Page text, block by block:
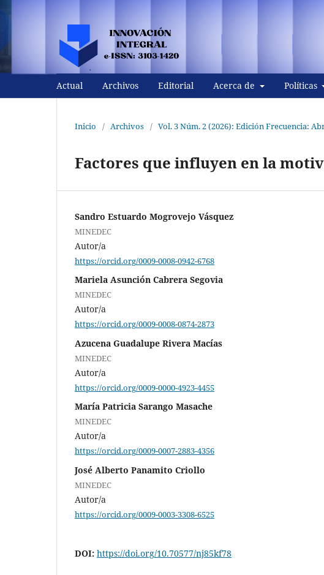
Actual Archivos Editorial Acerca de Políticas
Inicio / Archivos / Vol. 3 Núm. 2 (2026): Edición Frecuencia:
Factores que influyen en la
Sandro Estuardo Mogrovejo Vásquez
MINEDEC
Autor/a
https://orcid.org/0009-0008-0942-6768
Mariela Asunción Cabrera Segovia
MINEDEC
Autor/a
https://orcid.org/0009-0008-0874-2873
Azucena Guadalupe Rivera Macías
MINEDEC
Autor/a
https://orcid.org/0009-0000-4923-4455
María Patricia Sarango Masache
MINEDEC
Autor/a
https://orcid.org/0009-0007-2883-4356
José Alberto Panamito Criollo
MINEDEC
Autor/a
https://orcid.org/0009-0003-3308-6525
DOI: https://doi.org/10.70577/nj85kf78